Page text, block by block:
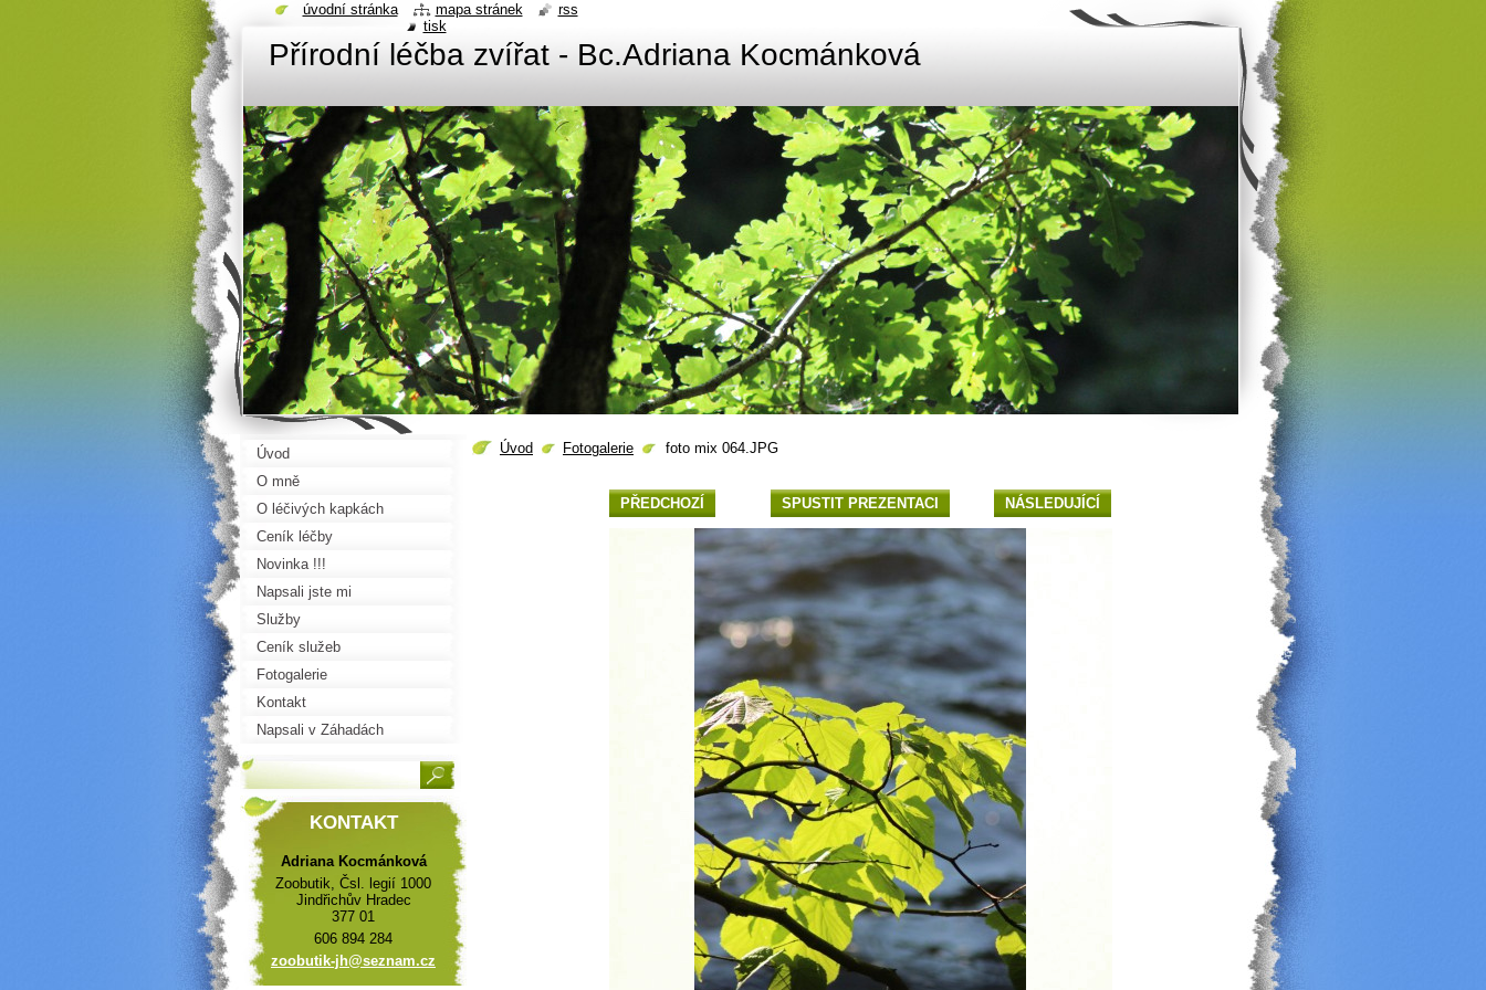
Přírodní léčba zvířat - Bc.Adriana Kocmánková
Úvod Fotogalerie foto mix 064.JPG
PŘEDCHOZÍ SPUSTIT PREZENTACI NÁSLEDUJÍCÍ
Úvod
O mně
O léčivých kapkách
Ceník léčby
Novinka !!!
Napsali jste mi
Služby
Ceník služeb
Fotogalerie
Kontakt
Napsali v Záhadách
KONTAKT
Adriana Kocmánková
Zoobutik, Čsl. legií 1000
Jindřichův Hradec
377 01
606 894 284
zoobutik-jh@seznam.cz
úvodní stránka mapa stránek
rss
tisk